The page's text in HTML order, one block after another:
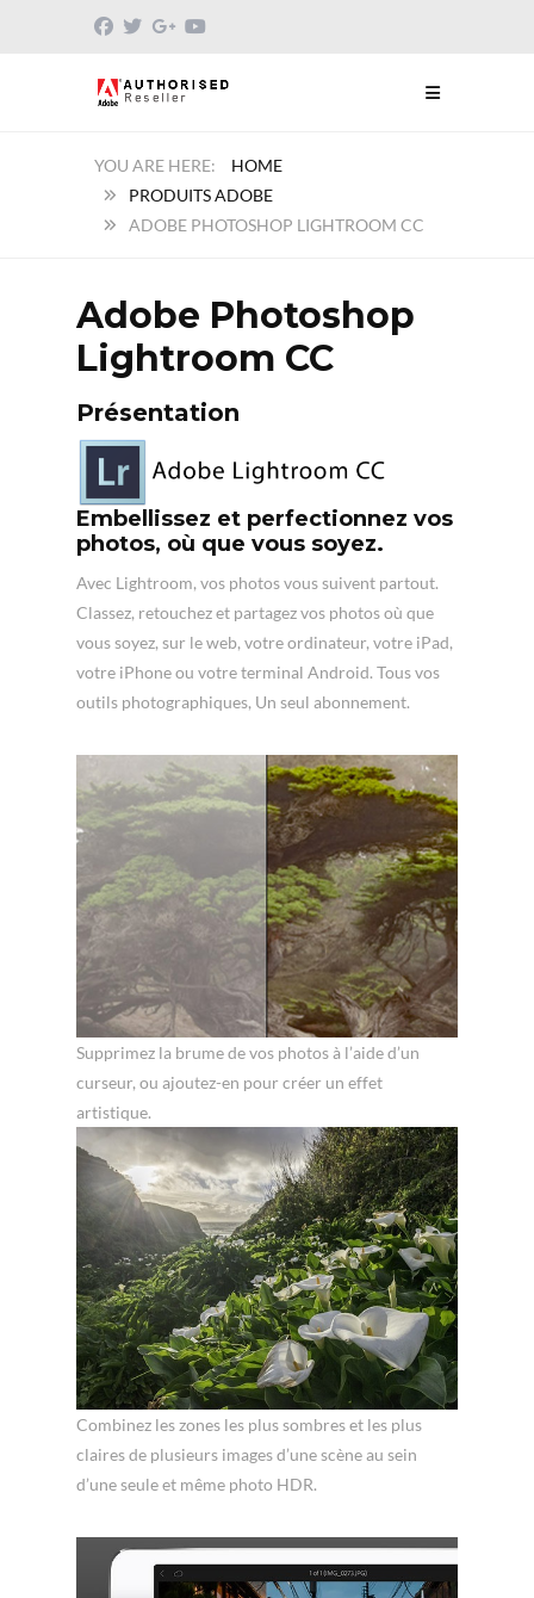
HOME
PRODUITS ADOBE
ADOBE PHOTOSHOP LIGHTROOM CC
Adobe Photoshop
Lightroom CC
Présentation
Embellissez et perfectionnez vos
photos, où que vous soyez.
Avec Lightroom, vos photos vous suivent partout.
Classez, retouchez et partagez vos photos où que
vous soyez, sur le web, votre ordinateur, votre iPad,
votre iPhone ou votre terminal Android. Tous vos
outils photographiques, Un seul abonnement.
Supprimez la brume de vos photos à l’aide d’un
curseur, ou ajoutez-en pour créer un effet
artistique.
Combinez les zones les plus sombres et les plus
claires de plusieurs images d’une scène au sein
d’une seule et même photo HDR.